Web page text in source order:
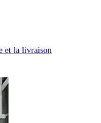
et la livraison